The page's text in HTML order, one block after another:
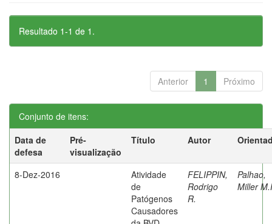
Resultado 1-1 de 1.
Anterior 1 Próximo
Conjunto de itens:
Data de
defesa
Pré-
visualização
Título Autor
8-Dez-2016
Atividade
de
Patógenos
Causadores
FELIPPIN,
Rodrigo
R.
Palhao,
Miller